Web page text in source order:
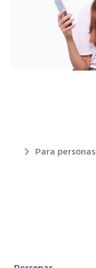
Para personas